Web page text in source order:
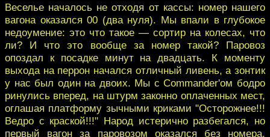
Веселье началось не отходя от кассы: номер нашего
вагона оказался 00 (два нуля). Мы впали в глубокое
недоумение: это что такое — сортир на колесах, что
ли? И что это вообще за номер такой? Паровоз
опоздал к посадке минут на двадцать. К моменту
выхода на перрон начался отличный ливень, а зонтик
у нас был один на двоих. Мы с Commander'ом бодро
ринулись вперед, на штурм законно оплаченных мест,
оглашая платформу зычными криками "Осторожнее!!!
Ведро с краской!!!" Народ истерично разбегался, но
первый вагон за паровозом оказался без номера.